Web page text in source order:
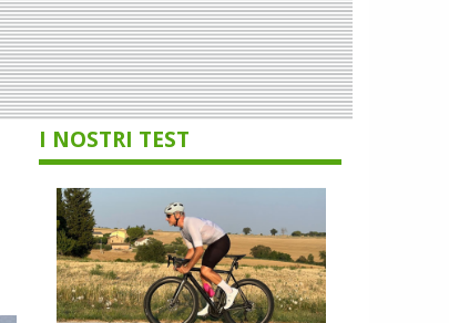
I NOSTRI TEST